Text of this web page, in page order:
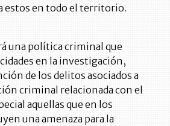
estos en todo el territorio.
una política criminal que
en la investigación,
de los delitos asociados a
criminal relacionada con el
aquellas que en los
una amenaza para la